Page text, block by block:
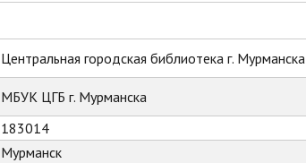
Центральная городская библиотека г. Мурманска
МБУК ЦГБ г. Мурманска
183014
Мурманск